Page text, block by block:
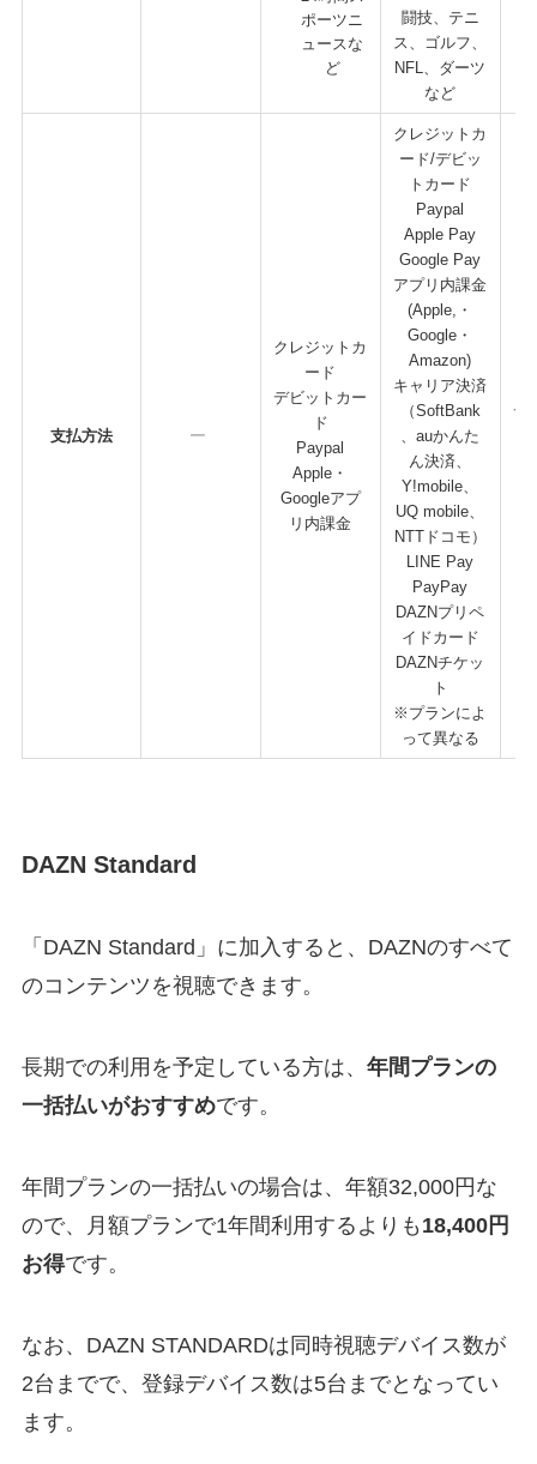
ポーツニ
ュースな
ど
闘技、テニ
ス、ゴルフ、
NFL、ダーツ
など
支払方法
クレジットカ
ード
デビットカー
ド
Paypal
Apple・
Googleアプ
リ内課金
クレジットカ
ード/デビッ
トカード
Paypal
Apple Pay
Google Pay
アプリ内課金
(Apple,・
Google・
Amazon)​
キャリア決済
（SoftBank
、auかんた
ん決済、
Y!mobile、
UQ mobile、
NTTドコモ）
LINE Pay
PayPay
DAZNプリペ
イドカード
DAZNチケッ
ト
※プランによ
って異なる
デ
DAZN Standard
「DAZN Standard」に加入すると、DAZNのすべて
のコンテンツを視聴できます。
長期での利用を予定している方は、 年間プランの
一括払いがおすすめです。
年間プランの一括払いの場合は、年額32,000円な
ので、月額プランで1年間利用するよりも 18,400円
お得です。
なお、DAZN STANDARDは同時視聴デバイス数が
2台までで、登録デバイス数は5台までとなってい
ます。